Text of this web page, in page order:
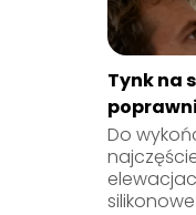
Tynk na
Do